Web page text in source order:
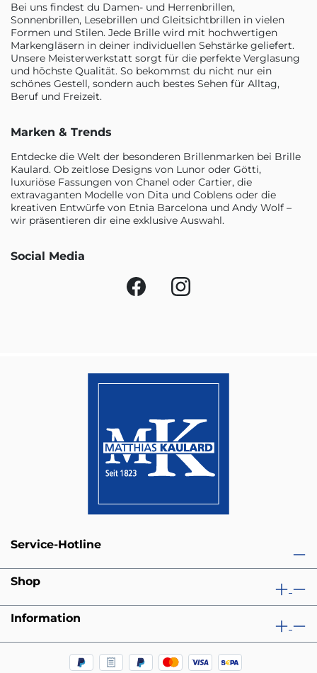
Bei uns findest du Damen- und Herrenbrillen,
Sonnenbrillen, Lesebrillen und Gleitsichtbrillen in vielen
Formen und Stilen. Jede Brille wird mit hochwertigen
Markengläsern in deiner individuellen Sehstärke geliefert.
Unsere Meisterwerkstatt sorgt für die perfekte Verglasung
und höchste Qualität. So bekommst du nicht nur ein
schönes Gestell, sondern auch bestes Sehen für Alltag,
Beruf und Freizeit.
Marken & Trends
Entdecke die Welt der besonderen Brillenmarken bei Brille
Kaulard. Ob zeitlose Designs von Lunor oder Götti,
luxuriöse Fassungen von Chanel oder Cartier, die
extravaganten Modelle von Dita und Coblens oder die
kreativen Entwürfe von Etnia Barcelona und Andy Wolf –
wir präsentieren dir eine exklusive Auswahl.
Social Media
Service-Hotline
Shop
Information